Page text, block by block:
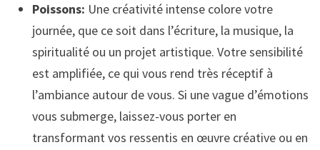
Poissons: Une créativité intense colore votre
journée, que ce soit dans l’écriture, la musique, la
spiritualité ou un projet artistique. Votre sensibilité
est amplifiée, ce qui vous rend très réceptif à
l’ambiance autour de vous. Si une vague d’émotions
vous submerge, laissez-vous porter en
transformant vos ressentis en œuvre créative ou en